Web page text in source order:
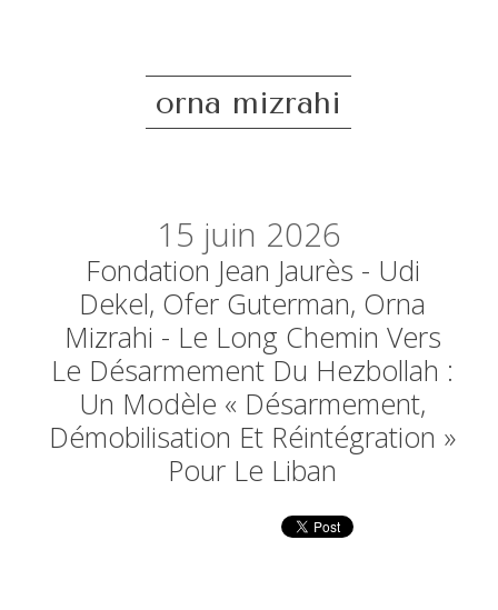
orna mizrahi
15 juin 2026
Fondation Jean Jaurès - Udi
Dekel, Ofer Guterman, Orna
Mizrahi - Le Long Chemin Vers
Le Désarmement Du Hezbollah :
Un Modèle « Désarmement,
Démobilisation Et Réintégration »
Pour Le Liban